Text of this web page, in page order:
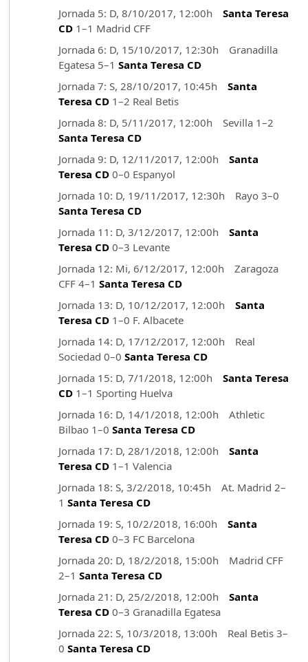
Jornada 5: D, 8/10/2017, 12:00h Santa Teresa
CD1–1 Madrid CFF
Jornada 6: D, 15/10/2017, 12:30h Granadilla
Egatesa 5–1 Santa Teresa CD
Jornada 7: S, 28/10/2017, 10:45h Santa
Teresa CD1–2 Real Betis
Jornada 8: D, 5/11/2017, 12:00h Sevilla 1–2
Santa Teresa CD
Jornada 9: D, 12/11/2017, 12:00h Santa
Teresa CD0–0 Espanyol
Jornada 10: D, 19/11/2017, 12:30h Rayo 3–0
Santa Teresa CD
Jornada 11: D, 3/12/2017, 12:00h Santa
Teresa CD0–3 Levante
Jornada 12: Mi, 6/12/2017, 12:00h Zaragoza
CFF 4–1 Santa Teresa CD
Jornada 13: D, 10/12/2017, 12:00h Santa
Teresa CD1–0 F. Albacete
Jornada 14: D, 17/12/2017, 12:00h Real
Sociedad 0–0 Santa Teresa CD
Jornada 15: D, 7/1/2018, 12:00h Santa Teresa
CD1–1 Sporting Huelva
Jornada 16: D, 14/1/2018, 12:00h Athletic
Bilbao 1–0 Santa Teresa CD
Jornada 17: D, 28/1/2018, 12:00h Santa
Teresa CD1–1 Valencia
Jornada 18: S, 3/2/2018, 10:45h At. Madrid 2–
1 Santa Teresa CD
Jornada 19: S, 10/2/2018, 16:00h Santa
Teresa CD0–3 FC Barcelona
Jornada 20: D, 18/2/2018, 15:00h Madrid CFF
2–1 Santa Teresa CD
Jornada 21: D, 25/2/2018, 12:00h Santa
Teresa CD0–3 Granadilla Egatesa
Jornada 22: S, 10/3/2018, 13:00h Real Betis 3–
0 Santa Teresa CD